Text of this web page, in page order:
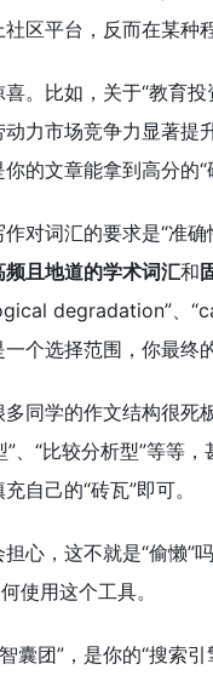
区平台，反而在某
。比如，关于“教育
力市场竞争力显著
你的文章能拿到高分的
对词汇的要求是“准
频且地道的学术词汇和
degradation”、
个选择范围，你最终
多同学的作文结构很死
”、“比较分析型”等等
自己的“砖瓦”即可。
心，这不就是“偷懒”
使用这个工具。
囊团”，是你的“搜索